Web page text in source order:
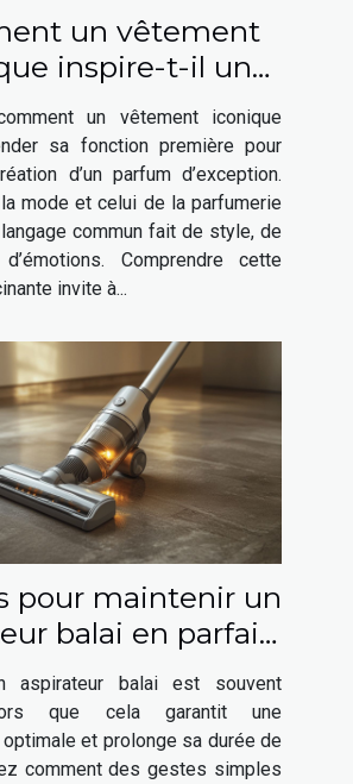
un vêtement
inspire-t-il un
élégant ?
un vêtement iconique
sa fonction première pour
d’un parfum d’exception.
la mode et celui de la parfumerie
commun fait de style, de
Comprendre cette
invite à...
pour maintenir un
balai en parfait
état
aspirateur balai est souvent
que cela garantit une
et prolonge sa durée de
comment des gestes simples